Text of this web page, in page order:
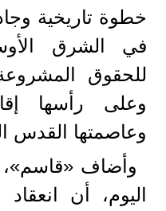
خطوة تاريخية
في الشرق
للحقوق
وعلى رأسها
وعاصمتها القدس
وأضاف
اليوم، أن